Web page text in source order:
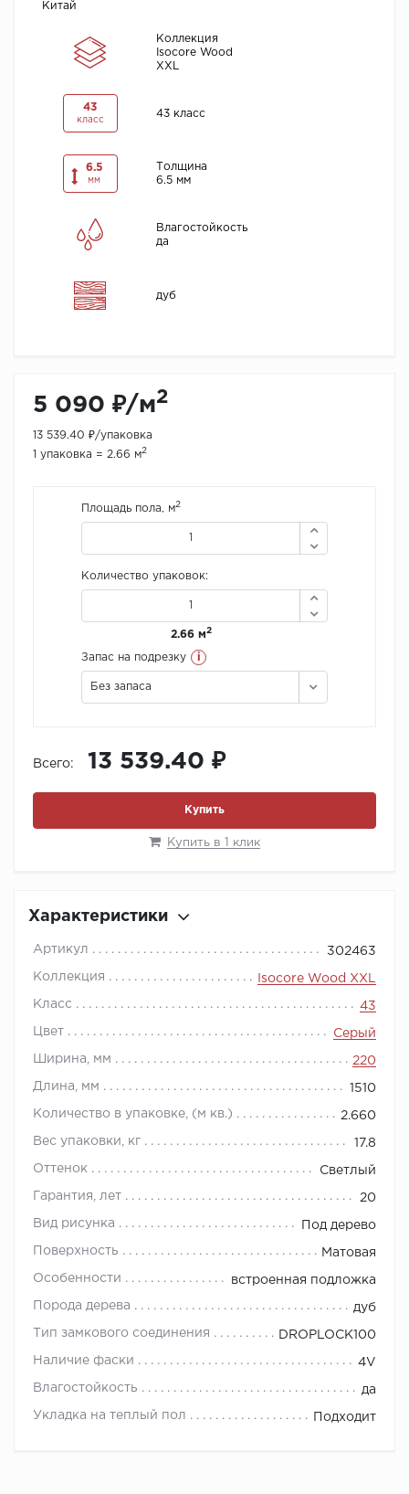
Китай
Коллекция
Isocore Wood
XXL
43
класс
43 класс
6.5
мм
Толщина
6.5 мм
Влагостойкость
да
дуб
5 090 ₽/м2
13 539.40 ₽/упаковка
1 упаковка = 2.66 м2
Площадь пола, м2
Количество упаковок:
2.66 м2
Запас на подрезку i
Без запаса
Всего: 13 539.40 ₽
Купить
Купить в 1 клик
Характеристики
Артикул 302463
Коллекция Isocore Wood XXL
Класс 43
Цвет Серый
Ширина, мм 220
Длина, мм 1510
Количество в упаковке, (м кв.) 2.660
Вес упаковки, кг 17.8
Оттенок Светлый
Гарантия, лет 20
Вид рисунка Под дерево
Поверхность Матовая
Особенности встроенная подложка
Порода дерева дуб
Тип замкового соединения DROPLOCK100
Наличие фаски 4V
Влагостойкость да
Укладка на теплый пол Подходит